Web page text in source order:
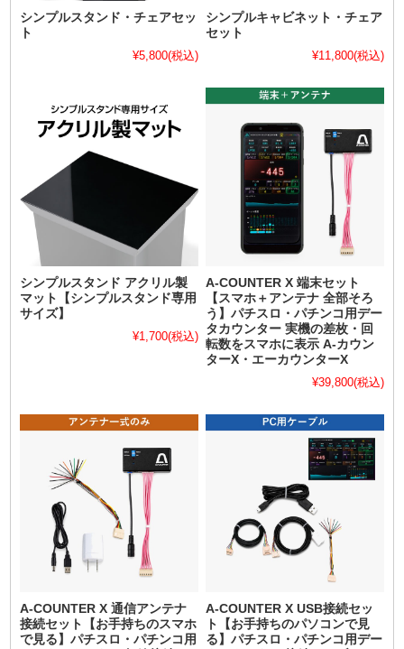
シンプルスタンド・チェアセッ
ト
¥5,800(税込)
シンプルキャビネット・チェア
セット
¥11,800(税込)
シンプルスタンド アクリル製
マット【シンプルスタンド専用
サイズ】
¥1,700(税込)
A-COUNTER X 端末セット
【スマホ＋アンテナ 全部そろ
う】パチスロ・パチンコ用デー
タカウンター 実機の差枚・回
転数をスマホに表示 A-カウン
ターX・エーカウンターX
¥39,800(税込)
A-COUNTER X 通信アンテナ
接続セット【お手持ちのスマホ
で見る】パチスロ・パチンコ用
A-COUNTER X USB接続セッ
ト【お手持ちのパソコンで見
る】パチスロ・パチンコ用デー